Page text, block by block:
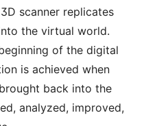
scanner replicates
the virtual world.
of the digital
is achieved when
back into the
analyzed, improved,